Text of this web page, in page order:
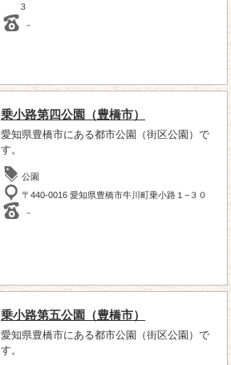
３
－
乗小路第四公園（豊橋市）
愛知県豊橋市にある都市公園（街区公園）で
す。
公園
〒440-0016 愛知県豊橋市牛川町乗小路１−３０
－
乗小路第五公園（豊橋市）
愛知県豊橋市にある都市公園（街区公園）で
す。